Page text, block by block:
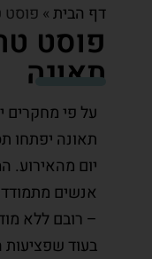
דף הבית»
פוסט
תאונה
יום
אנשים
– רובם ללא
בעוד שפציעות